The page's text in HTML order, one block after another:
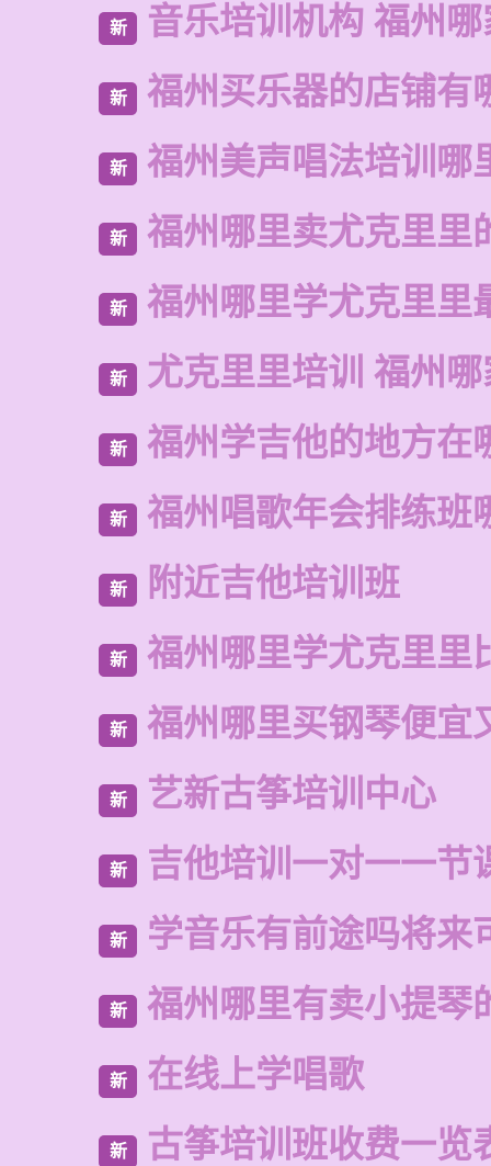
新 音乐培训机构 福州
新 福州买乐器的店铺有
新 福州美声唱法培训哪
新 福州哪里卖尤克里里
新 福州哪里学尤克里里
新 尤克里里培训 福州
新 福州学吉他的地方在
新 福州唱歌年会排练班
新 附近吉他培训班
新 福州哪里学尤克里里
新 福州哪里买钢琴便宜
新 艺新古筝培训中心
新 吉他培训一对一一节
新 学音乐有前途吗将来
新 福州哪里有卖小提琴
新 在线上学唱歌
新 古筝培训班收费一览